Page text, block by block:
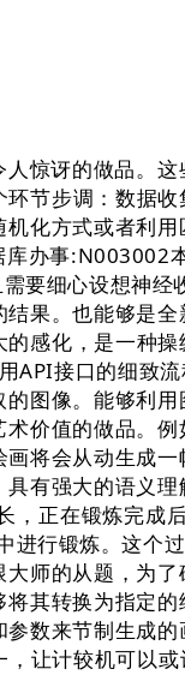
讶的做品。这
节步调：数据
化方式或者利
办事:N003002
要细心设想神
果。也能够是
感化，是一种
API接口的细致
图像。能够利
价值的做品。
将会从动生成
有强大的语义
正在锻炼完
行锻炼。这
师的从题，为
其转换为指定
数来节制生成
让计较机可以